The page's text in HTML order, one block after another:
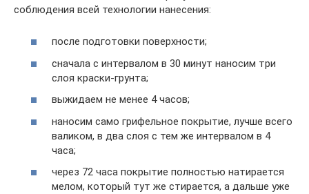
соблюдения всей технологии нанесения:
после подготовки поверхности;
сначала с интервалом в 30 минут наносим три
слоя краски-грунта;
выжидаем не менее 4 часов;
наносим само грифельное покрытие, лучше всего
валиком, в два слоя с тем же интервалом в 4
часа;
через 72 часа покрытие полностью натирается
мелом, который тут же стирается, а дальше уже